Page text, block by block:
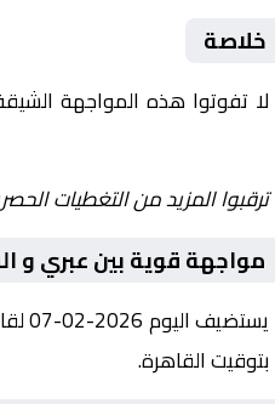
خلاصة
لا تفوتوا هذه المواجهة
ترقبوا المزيد من التغطيات
مواجهة قوية بين عبري و
بتوقيت القاهرة.